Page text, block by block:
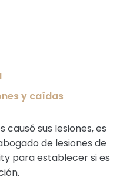
y caídas
causó sus lesiones, es
de lesiones de
para establecer si es